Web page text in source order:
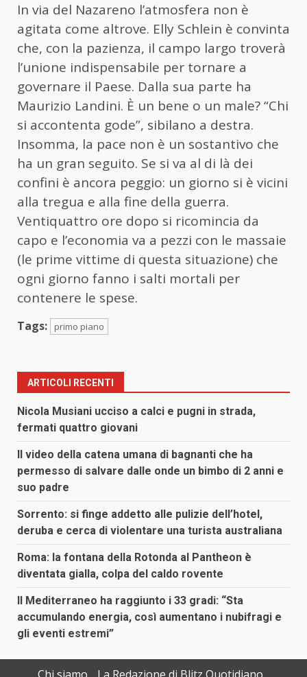
In via del Nazareno l’atmosfera non è
agitata come altrove. Elly Schlein è convinta
che, con la pazienza, il campo largo troverà
l’unione indispensabile per tornare a
governare il Paese. Dalla sua parte ha
Maurizio Landini. È un bene o un male? “Chi
si accontenta gode”, sibilano a destra.
Insomma, la pace non è un sostantivo che
ha un gran seguito. Se si va al di là dei
confini è ancora peggio: un giorno si è vicini
alla tregua e alla fine della guerra.
Ventiquattro ore dopo si ricomincia da
capo e l’economia va a pezzi con le massaie
(le prime vittime di questa situazione) che
ogni giorno fanno i salti mortali per
contenere le spese.
Tags: primo piano
ARTICOLI RECENTI
Nicola Musiani ucciso a calci e pugni in strada,
fermati quattro giovani
Il video della catena umana di bagnanti che ha
permesso di salvare dalle onde un bimbo di 2 anni e
suo padre
Sorrento: si finge addetto alle pulizie dell’hotel,
deruba e cerca di violentare una turista australiana
Roma: la fontana della Rotonda al Pantheon è
diventata gialla, colpa del caldo rovente
Il Mediterraneo ha raggiunto i 33 gradi: “Sta
accumulando energia, così aumentano i nubifragi e
gli eventi estremi”